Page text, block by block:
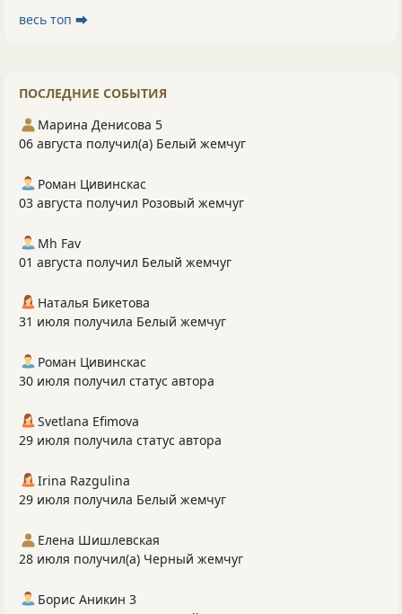
весь топ ⮕
ПОСЛЕДНИЕ СОБЫТИЯ
Марина Денисова 5
06 августа получил(а) Белый жемчуг
Роман Цивинскас
03 августа получил Розовый жемчуг
Mh Fav
01 августа получил Белый жемчуг
Наталья Бикетова
31 июля получила Белый жемчуг
Роман Цивинскас
30 июля получил статус автора
Svetlana Efimova
29 июля получила статус автора
Irina Razgulina
29 июля получила Белый жемчуг
Елена Шишлевская
28 июля получил(а) Черный жемчуг
Борис Аникин 3